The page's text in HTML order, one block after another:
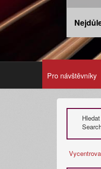
Pro návštěvníky